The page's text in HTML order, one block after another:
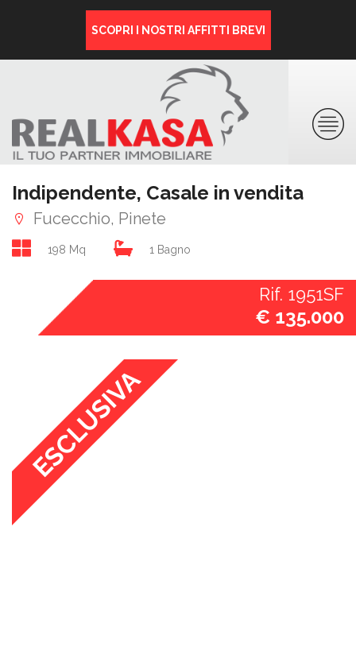
SCOPRI I NOSTRI AFFITTI BREVI
Indipendente, Casale in vendita
Fucecchio, Pinete
198 Mq 1 Bagno
Rif. 1951SF
€ 135.000
ESCLUSIVA